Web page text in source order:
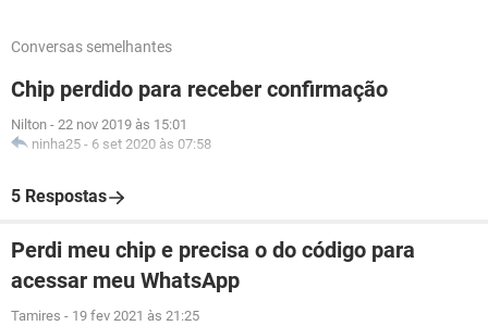
Conversas semelhantes
Chip perdido para receber confirmação
Nilton - 22 nov 2019 às 15:01
ninha25 - 6 set 2020 às 07:58
5 Respostas
Perdi meu chip e precisa o do código para
acessar meu WhatsApp
Tamires - 19 fev 2021 às 21:25